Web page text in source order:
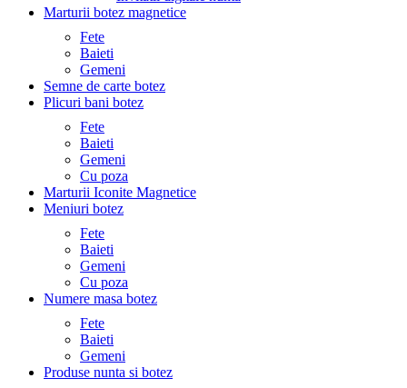
Marturii botez magnetice
Fete
Baieti
Gemeni
Semne de carte botez
Plicuri bani botez
Fete
Baieti
Gemeni
Cu poza
Marturii Iconite Magnetice
Meniuri botez
Fete
Baieti
Gemeni
Cu poza
Numere masa botez
Fete
Baieti
Gemeni
Produse nunta si botez